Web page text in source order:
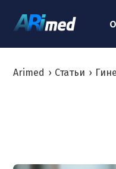
Arimed › Статьи ›